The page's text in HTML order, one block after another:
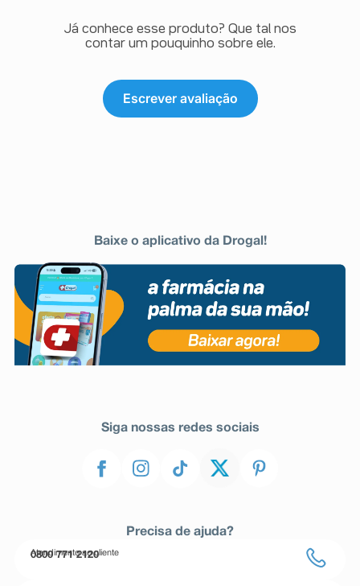
Já conhece esse produto? Que tal nos
contar um pouquinho sobre ele.
Escrever avaliação
Baixe o aplicativo da Drogal!
Siga nossas redes sociais
Precisa de ajuda?
Atendimento ao cliente
0800 771 2120